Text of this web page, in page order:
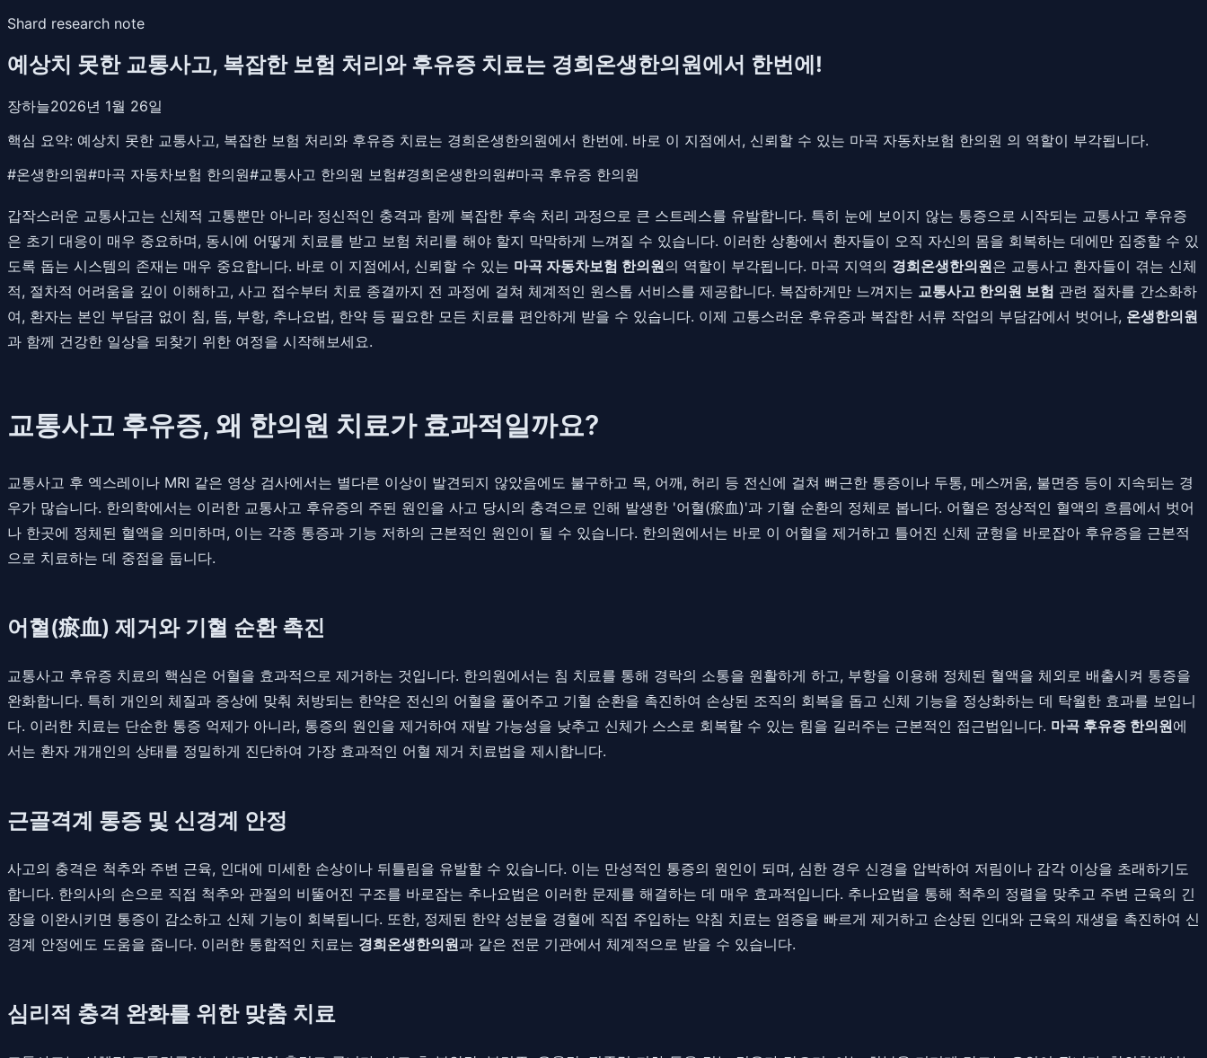
Shard research note
예상치 못한 교통사고, 복잡한 보험 처리와 후유증 치료는 경희온생한의원에서 한번에!
장하늘2026년 1월 26일
핵심 요약: 예상치 못한 교통사고, 복잡한 보험 처리와 후유증 치료는 경희온생한의원에서 한번에. 바로 이 지점에서, 신뢰할 수 있는 마곡 자동차보험 한의원 의 역할이 부각됩니다.
#온생한의원#마곡 자동차보험 한의원#교통사고 한의원 보험#경희온생한의원#마곡 후유증 한의원
갑작스러운 교통사고는 신체적 고통뿐만 아니라 정신적인 충격과 함께 복잡한 후속 처리 과정으로 큰 스트레스를 유발합니다. 특히 눈에 보이지 않는 통증으로 시작되는 교통사고 후유증
은 초기 대응이 매우 중요하며, 동시에 어떻게 치료를 받고 보험 처리를 해야 할지 막막하게 느껴질 수 있습니다. 이러한 상황에서 환자들이 오직 자신의 몸을 회복하는 데에만 집중할 수 있
도록 돕는 시스템의 존재는 매우 중요합니다. 바로 이 지점에서, 신뢰할 수 있는 마곡 자동차보험 한의원의 역할이 부각됩니다. 마곡 지역의 경희온생한의원은 교통사고 환자들이 겪는 신체
적, 절차적 어려움을 깊이 이해하고, 사고 접수부터 치료 종결까지 전 과정에 걸쳐 체계적인 원스톱 서비스를 제공합니다. 복잡하게만 느껴지는 교통사고 한의원 보험 관련 절차를 간소화하
여, 환자는 본인 부담금 없이 침, 뜸, 부항, 추나요법, 한약 등 필요한 모든 치료를 편안하게 받을 수 있습니다. 이제 고통스러운 후유증과 복잡한 서류 작업의 부담감에서 벗어나, 온생한의원
과 함께 건강한 일상을 되찾기 위한 여정을 시작해보세요.
교통사고 후유증, 왜 한의원 치료가 효과적일까요?
교통사고 후 엑스레이나 MRI 같은 영상 검사에서는 별다른 이상이 발견되지 않았음에도 불구하고 목, 어깨, 허리 등 전신에 걸쳐 뻐근한 통증이나 두통, 메스꺼움, 불면증 등이 지속되는 경
우가 많습니다. 한의학에서는 이러한 교통사고 후유증의 주된 원인을 사고 당시의 충격으로 인해 발생한 '어혈(瘀血)'과 기혈 순환의 정체로 봅니다. 어혈은 정상적인 혈액의 흐름에서 벗어
나 한곳에 정체된 혈액을 의미하며, 이는 각종 통증과 기능 저하의 근본적인 원인이 될 수 있습니다. 한의원에서는 바로 이 어혈을 제거하고 틀어진 신체 균형을 바로잡아 후유증을 근본적
으로 치료하는 데 중점을 둡니다.
어혈(瘀血) 제거와 기혈 순환 촉진
교통사고 후유증 치료의 핵심은 어혈을 효과적으로 제거하는 것입니다. 한의원에서는 침 치료를 통해 경락의 소통을 원활하게 하고, 부항을 이용해 정체된 혈액을 체외로 배출시켜 통증을
완화합니다. 특히 개인의 체질과 증상에 맞춰 처방되는 한약은 전신의 어혈을 풀어주고 기혈 순환을 촉진하여 손상된 조직의 회복을 돕고 신체 기능을 정상화하는 데 탁월한 효과를 보입니
다. 이러한 치료는 단순한 통증 억제가 아니라, 통증의 원인을 제거하여 재발 가능성을 낮추고 신체가 스스로 회복할 수 있는 힘을 길러주는 근본적인 접근법입니다. 마곡 후유증 한의원에
서는 환자 개개인의 상태를 정밀하게 진단하여 가장 효과적인 어혈 제거 치료법을 제시합니다.
근골격계 통증 및 신경계 안정
사고의 충격은 척추와 주변 근육, 인대에 미세한 손상이나 뒤틀림을 유발할 수 있습니다. 이는 만성적인 통증의 원인이 되며, 심한 경우 신경을 압박하여 저림이나 감각 이상을 초래하기도
합니다. 한의사의 손으로 직접 척추와 관절의 비뚤어진 구조를 바로잡는 추나요법은 이러한 문제를 해결하는 데 매우 효과적입니다. 추나요법을 통해 척추의 정렬을 맞추고 주변 근육의 긴
장을 이완시키면 통증이 감소하고 신체 기능이 회복됩니다. 또한, 정제된 한약 성분을 경혈에 직접 주입하는 약침 치료는 염증을 빠르게 제거하고 손상된 인대와 근육의 재생을 촉진하여 신
경계 안정에도 도움을 줍니다. 이러한 통합적인 치료는 경희온생한의원과 같은 전문 기관에서 체계적으로 받을 수 있습니다.
심리적 충격 완화를 위한 맞춤 치료